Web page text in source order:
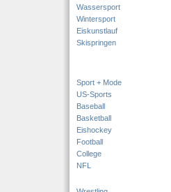
Wassersport
Wintersport
Eiskunstlauf
Skispringen
Sport + Mode
US-Sports
Baseball
Basketball
Eishockey
Football
College
NFL